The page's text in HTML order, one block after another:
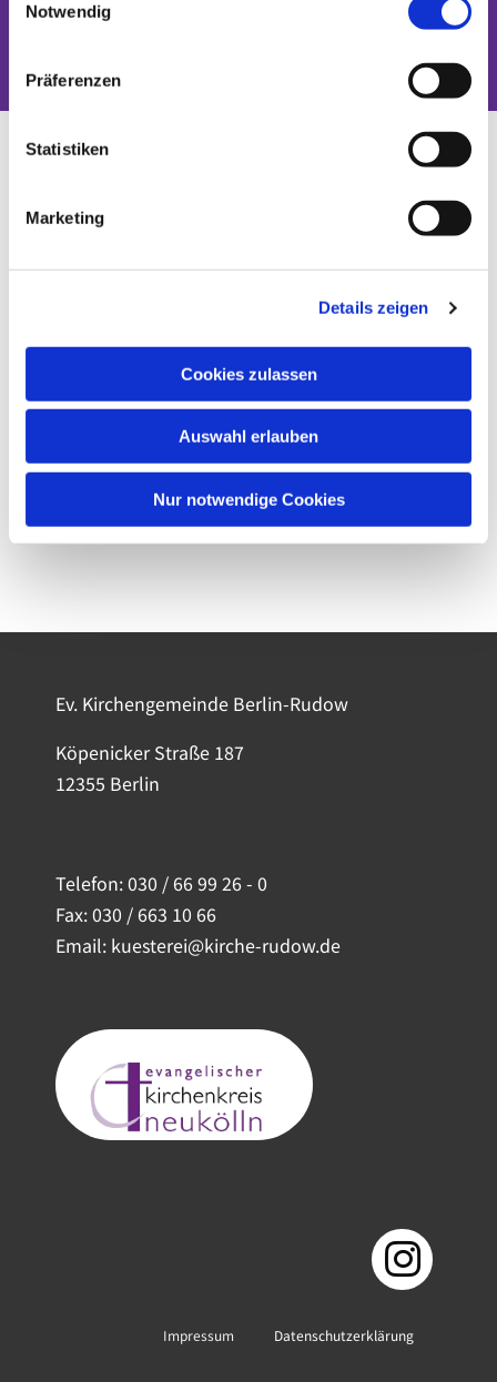
Notwendig
Präferenzen
Statistiken
Marketing
Details zeigen
Cookies zulassen
Auswahl erlauben
Nur notwendige Cookies
Dies könnte Sie auch interessieren
Ev. Kirchengemeinde Berlin-Rudow
Köpenicker Straße 187
12355 Berlin
Telefon:030 / 66 99 26 - 0
Fax: 030 / 663 10 66
Email: kuesterei@kirche-rudow.de
Impressum Datenschutzerklärung